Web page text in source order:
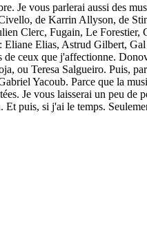
Je vous parlerai aussi des
de Karrin Allyson, de
Clerc, Fugain, Le Forestier,
Eliane Elias, Astrud Gilbert,
ceux que j'affectionne.
ou Teresa Salgueiro. Puis,
Yacoub. Parce que la
Je vous laisserai un peu de
puis, si j'ai le temps.